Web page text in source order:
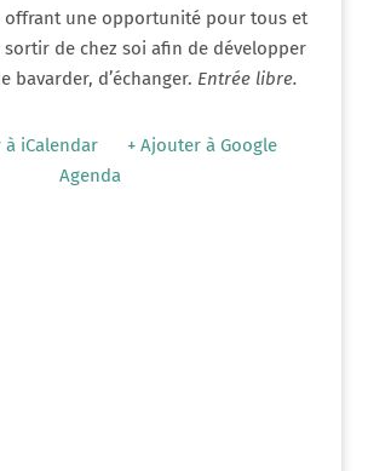
offrant une opportunité pour tous et
de chez soi afin de développer
bavarder, d’échanger. Entrée libre.
à iCalendar
+ Ajouter à Google
Agenda